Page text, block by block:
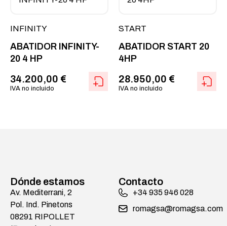
INFINITY
ABATIDOR INFINITY-
20 4 HP
34.200,00 €
IVA no incluido
START
ABATIDOR START 20
4HP
28.950,00 €
IVA no incluido
Dónde estamos
Av. Mediterrani, 2
Pol. Ind. Pinetons
08291 RIPOLLET
Contacto
+34 935 946 028
romagsa@romagsa.com